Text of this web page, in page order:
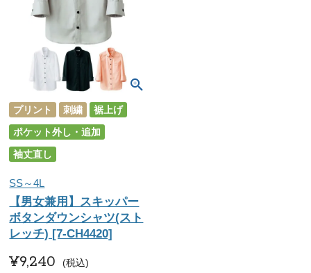
プリント 刺繍
裾上げ
ポケット外し・追加
袖丈直し
SS～4L
【男女兼用】スキッパー
ボタンダウンシャツ(スト
レッチ) [7-CH4420]
¥9,240 税込